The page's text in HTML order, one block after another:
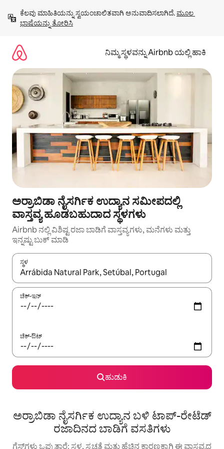
ಹೋಗಿ
ಕೆಲವು ಮಾಹಿತಿಯನ್ನು ಸ್ವಯಂಚಾಲಿತವಾಗಿ ಅನುವಾದಿಸಲಾಗಿದೆ. ಮೂಲ
ಭಾಷೆಯನ್ನು ತೋರಿಸಿ
ನಿಮ್ಮ ಸ್ಥಳವನ್ನು Airbnb ಯಲ್ಲಿ ಹಾಕಿ
ಅರ್ರಾಬಿಡಾ ನೈಸರ್ಗಿಕ ಉದ್ಯಾನ ಸಮೀಪದಲ್ಲಿ
ವಾಸ್ತವ್ಯ ಹೂಡಬಹುದಾದ ಸ್ಥಳಗಳು
Airbnb ನಲ್ಲಿ ವಿಶಿಷ್ಟ ರಜಾ ಬಾಡಿಗೆ ವಾಸ್ತವ್ಯಗಳು, ಮನೆಗಳು ಮತ್ತು
ಇನ್ನಷ್ಟು ಬುಕ್ ಮಾಡಿ
ಸ್ಥಳ
ಫಲಿತಾಂಶಗಳು ಲಭ್ಯವಿರುವಾಗ, ಅಪ್ ಮತ್ತು ಡೌನ್ ಬಾಣದ ಕೀಲಿಗಳೊಂದಿಗೆ
ಚೆಕ್-ಇನ್
ಚೆಕ್-ಔಟ್
ಹುಡುಕಿ
ಅರ್ರಾಬಿಡಾ ನೈಸರ್ಗಿಕ ಉದ್ಯಾನ ಬಳಿ ಟಾಪ್-ರೇಟೆಡ್
ರಜಾದಿನದ ಬಾಡಿಗೆ ವಸತಿಗಳು
ಗೆಸ್ಟ್‌ಗಳು ಒಪ್ಪುತ್ತಾರೆ: ಸ್ಥಳ, ಸ್ವಚ್ಛತೆ ಮತ್ತು ಹೆಚ್ಚಿನ ಕಾರಣಕ್ಕಾಗಿ ಈ ವಾಸ್ತವ್ಯದ